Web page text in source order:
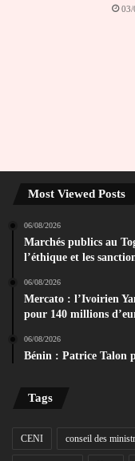
03/
Most Viewed Posts
06/08/2026
Marchés publics au
l’éthique et les
06/08/2026
Mercato : l’Ivoirien
pour 140 millions
06/08/2026
Bénin : Patrice Talon
Tags
CENI conseil des